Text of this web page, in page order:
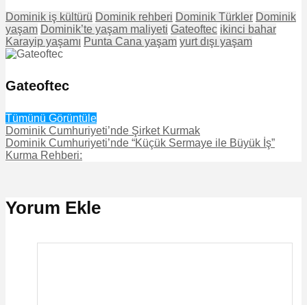
Dominik iş kültürü Dominik rehberi Dominik Türkler Dominik
yaşam Dominik’te yaşam maliyeti Gateoftec ikinci bahar
Karayip yaşamı Punta Cana yaşam yurt dışı yaşam
Gateoftec
Tümünü Görüntüle
Dominik Cumhuriyeti’nde Şirket Kurmak
Dominik Cumhuriyeti’nde “Küçük Sermaye ile Büyük İş”
Kurma Rehberi:
Yorum Ekle